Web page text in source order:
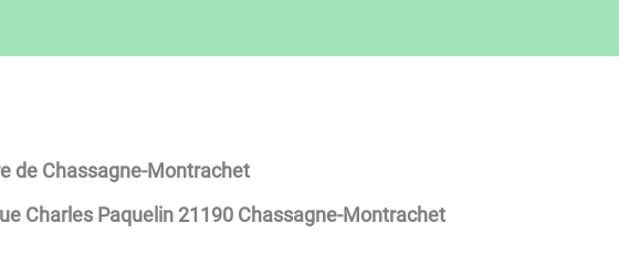
de Chassagne-Montrachet
Charles Paquelin 21190 Chassagne-Montrachet